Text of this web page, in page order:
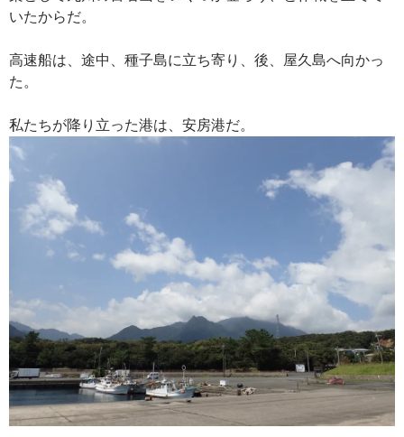
いたからだ。
高速船は、途中、種子島に立ち寄り、後、屋久島へ向かっ
た。
私たちが降り立った港は、安房港だ。